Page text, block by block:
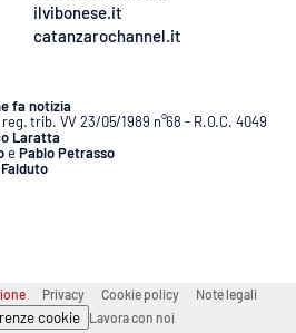
ilvibonese.it
catanzarochannel.it
fa notizia
trib. VV 23/05/1989 n°68 - R.O.C. 4049
Laratta
ePablo Petrasso
Privacy Cookie policy Note legali
cookie Lavora con noi